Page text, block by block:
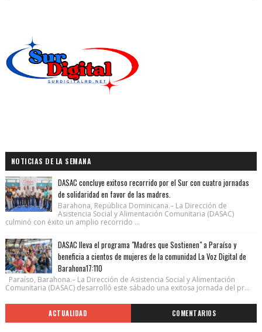
NOTICIAS DE LA SEMANA
DASAC concluye exitoso recorrido por el Sur con cuatro jornadas
de solidaridad en favor de las madres.
Barahona, República Dominicana.– La Dirección de
Asistencia Social y Alimentación Comunitaria (DASAC)
culminó con éxito un amplio recorrido ...
DASAC lleva el programa "Madres que Sostienen" a Paraíso y
beneficia a cientos de mujeres de la comunidad La Voz Digital de
Barahona17:110
Paraíso, Barahona.– La Dirección de Asistencia Social y Alimentación
Comunitaria (DASAC) desarrolló este sábado una exitosa jornada del pr...
ACTUALIDAD COMENTARIOS